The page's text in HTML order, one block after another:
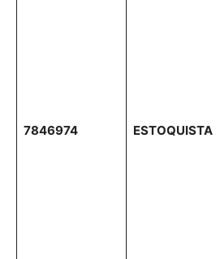
7846974 ESTOQUISTA